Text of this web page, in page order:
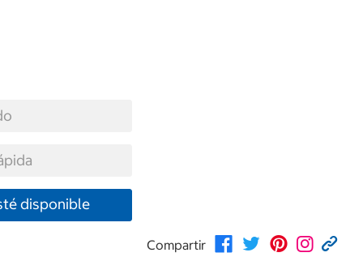
disponible
Compartir